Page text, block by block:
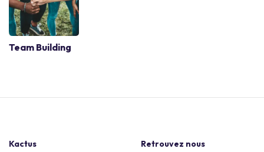
Team Building
Kactus
Retrouvez nous